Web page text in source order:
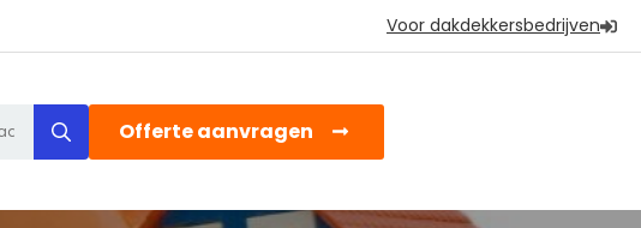
Voor dakdekkersbedrijven
Search
for
Offerte aanvragen